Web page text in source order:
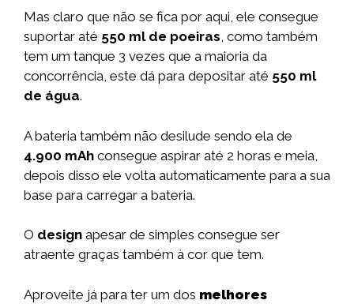
Mas claro que não se fica por aqui, ele consegue
suportar até 550 ml de poeiras, como também
tem um tanque 3 vezes que a maioria da
concorrência, este dá para depositar até 550 ml
de água.
A bateria também não desilude sendo ela de
4.900 mAh consegue aspirar até 2 horas e meia,
depois disso ele volta automaticamente para a sua
base para carregar a bateria.
O design apesar de simples consegue ser
atraente graças também à cor que tem.
Aproveite já para ter um dos melhores